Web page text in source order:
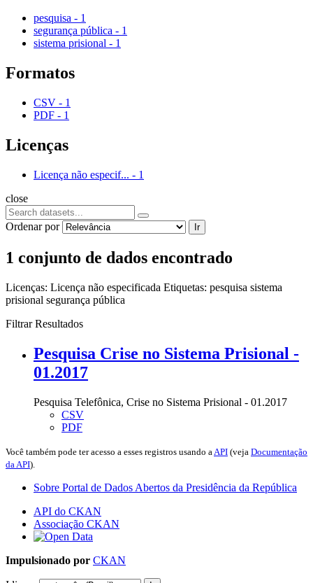
pesquisa - 1
segurança pública - 1
sistema prisional - 1
Formatos
CSV - 1
PDF - 1
Licenças
Licença não especif... - 1
close
Ordenar por Ir
1 conjunto de dados encontrado
Licenças: Licença não especificada Etiquetas: pesquisa sistema
prisional segurança pública
Filtrar Resultados
Pesquisa Crise no Sistema Prisional -
01.2017
Pesquisa Telefônica, Crise no Sistema Prisional - 01.2017
CSV
PDF
Você também pode ter acesso a esses registros usando a API (veja Documentação
da API).
Sobre Portal de Dados Abertos da Presidência da República
API do CKAN
Associação CKAN
Impulsionado por CKAN